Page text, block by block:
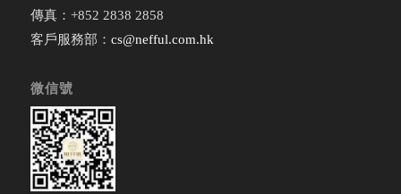
傳真：+852 2838 2858
客戶服務部： cs@nefful.com.hk
微信號